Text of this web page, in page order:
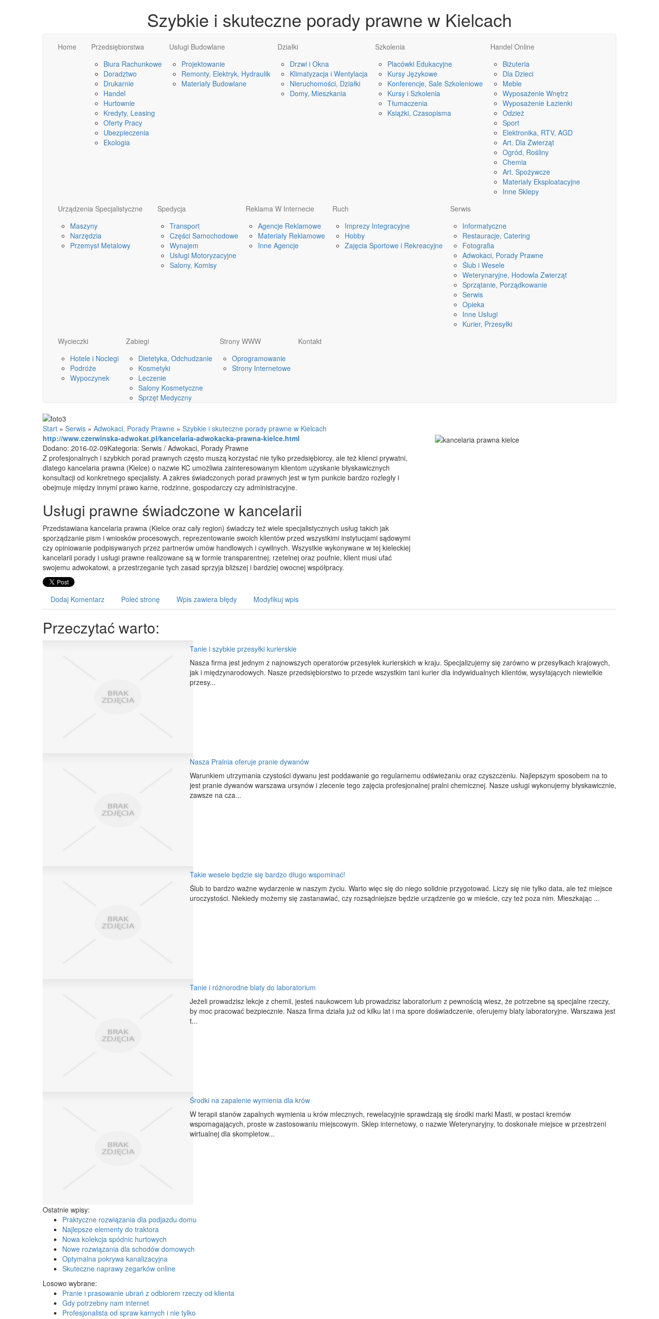
Szybkie i skuteczne porady prawne w Kielcach
Home
Przedsiębiorstwa
Biura Rachunkowe
Doradztwo
Drukarnie
Handel
Hurtownie
Kredyty, Leasing
Oferty Pracy
Ubezpieczenia
Ekologia
Usługi Budowlane
Projektowanie
Remonty, Elektryk, Hydraulik
Materiały Budowlane
Działki
Drzwi i Okna
Klimatyzacja i Wentylacja
Nieruchomości, Działki
Domy, Mieszkania
Szkolenia
Placówki Edukacyjne
Kursy Językowe
Konferencje, Sale Szkoleniowe
Kursy i Szkolenia
Tłumaczenia
Książki, Czasopisma
Handel Online
Biżuteria
Dla Dzieci
Meble
Wyposażenie Wnętrz
Wyposażenie Łazienki
Odzież
Sport
Elektronika, RTV, AGD
Art. Dla Zwierząt
Ogród, Rośliny
Chemia
Art. Spożywcze
Materiały Eksploatacyjne
Inne Sklepy
Urządzenia Specjalistyczne
Maszyny
Narzędzia
Przemysł Metalowy
Spedycja
Transport
Części Samochodowe
Wynajem
Usługi Motoryzacyjne
Salony, Komisy
Reklama W Internecie
Agencje Reklamowe
Materiały Reklamowe
Inne Agencje
Ruch
Imprezy Integracyjne
Hobby
Zajęcia Sportowe i Rekreacyjne
Serwis
Informatyczne
Restauracje, Catering
Fotografia
Adwokaci, Porady Prawne
Ślub i Wesele
Weterynaryjne, Hodowla Zwierząt
Sprzątanie, Porządkowanie
Serwis
Opieka
Inne Usługi
Kurier, Przesyłki
Wycieczki
Hotele i Noclegi
Podróże
Wypoczynek
Zabiegi
Dietetyka, Odchudzanie
Kosmetyki
Leczenie
Salony Kosmetyczne
Sprzęt Medyczny
Strony WWW
Oprogramowanie
Strony Internetowe
Kontakt
Start » Serwis » Adwokaci, Porady Prawne » Szybkie i skuteczne porady prawne w Kielcach
http://www.czerwinska-adwokat.pl/kancelaria-adwokacka-prawna-kielce.html
Dodano: 2016-02-09Kategoria: Serwis / Adwokaci, Porady Prawne
Z profesjonalnych i szybkich porad prawnych często muszą korzystać nie tylko przedsiębiorcy, ale też klienci prywatni,
dlatego kancelaria prawna (Kielce) o nazwie KC umożliwia zainteresowanym klientom uzyskanie błyskawicznych
konsultacji od konkretnego specjalisty. A zakres świadczonych porad prawnych jest w tym punkcie bardzo rozległy i
obejmuje między innymi prawo karne, rodzinne, gospodarczy czy administracyjne.
Usługi prawne świadczone w kancelarii
Przedstawiana kancelaria prawna (Kielce oraz cały region) świadczy też wiele specjalistycznych usług takich jak
sporządzanie pism i wniosków procesowych, reprezentowanie swoich klientów przed wszystkimi instytucjami sądowymi
czy opiniowanie podpisywanych przez partnerów umów handlowych i cywilnych. Wszystkie wykonywane w tej kieleckiej
kancelarii porady i usługi prawne realizowane są w formie transparentnej, rzetelnej oraz poufnie, klient musi ufać
swojemu adwokatowi, a przestrzeganie tych zasad sprzyja bliższej i bardziej owocnej współpracy.
Dodaj Komentarz Poleć stronę Wpis zawiera błędy Modyfikuj wpis
Przeczytać warto:
Tanie i szybkie przesyłki kurierskie
Nasza firma jest jednym z najnowszych operatorów przesyłek kurierskich w kraju. Specjalizujemy się zarówno w przesyłkach krajowych,
jak i międzynarodowych. Nasze przedsiębiorstwo to przede wszystkim tani kurier dla indywidualnych klientów, wysyłających niewielkie
przesy...
Nasza Pralnia oferuje pranie dywanów
Warunkiem utrzymania czystości dywanu jest poddawanie go regularnemu odświeżaniu oraz czyszczeniu. Najlepszym sposobem na to
jest pranie dywanów warszawa ursynów i zlecenie tego zajęcia profesjonalnej pralni chemicznej. Nasze usługi wykonujemy błyskawicznie,
zawsze na cza...
Takie wesele będzie się bardzo długo wspominać!
Ślub to bardzo ważne wydarzenie w naszym życiu. Warto więc się do niego solidnie przygotować. Liczy się nie tylko data, ale też miejsce
uroczystości. Niekiedy możemy się zastanawiać, czy rozsądniejsze będzie urządzenie go w mieście, czy też poza nim. Mieszkając ...
Tanie i różnorodne blaty do laboratorium
Jeżeli prowadzisz lekcje z chemii, jesteś naukowcem lub prowadzisz laboratorium z pewnością wiesz, że potrzebne są specjalne rzeczy,
by moc pracować bezpiecznie. Nasza firma działa już od kilku lat i ma spore doświadczenie, oferujemy blaty laboratoryjne. Warszawa jest
t...
Środki na zapalenie wymienia dla krów
W terapii stanów zapalnych wymienia u krów mlecznych, rewelacyjnie sprawdzają się środki marki Masti, w postaci kremów
wspomagających, proste w zastosowaniu miejscowym. Sklep internetowy, o nazwie Weterynaryjny, to doskonałe miejsce w przestrzeni
wirtualnej dla skompletow...
Ostatnie wpisy:
Praktyczne rozwiązania dla podjazdu domu
Najlepsze elementy do traktora
Nowa kolekcja spódnic hurtowych
Nowe rozwiązania dla schodów domowych
Optymalna pokrywa kanalizacyjna
Skuteczne naprawy zegarków online
Losowo wybrane:
Pranie i prasowanie ubrań z odbiorem rzeczy od klienta
Gdy potrzebny nam internet
Profesjonalista od spraw karnych i nie tylko